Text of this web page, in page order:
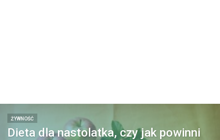
ŻYWNOŚĆ
Dieta dla nastolatka, czy jak powinni